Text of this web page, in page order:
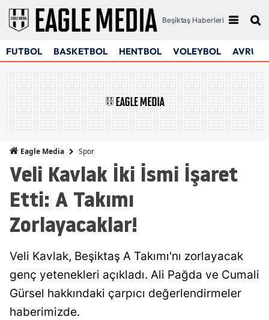
Beşiktaş Haberleri
FUTBOL BASKETBOL HENTBOL VOLEYBOL
Eagle Media Spor
Veli Kavlak İki İsmi İşaret
Etti: A Takımı
Zorlayacaklar!
Veli Kavlak, Beşiktaş A Takımı'nı zorlayacak
genç yetenekleri açıkladı. Ali Pağda ve Cumali
Gürsel hakkındaki çarpıcı değerlendirmeler
haberimizde.